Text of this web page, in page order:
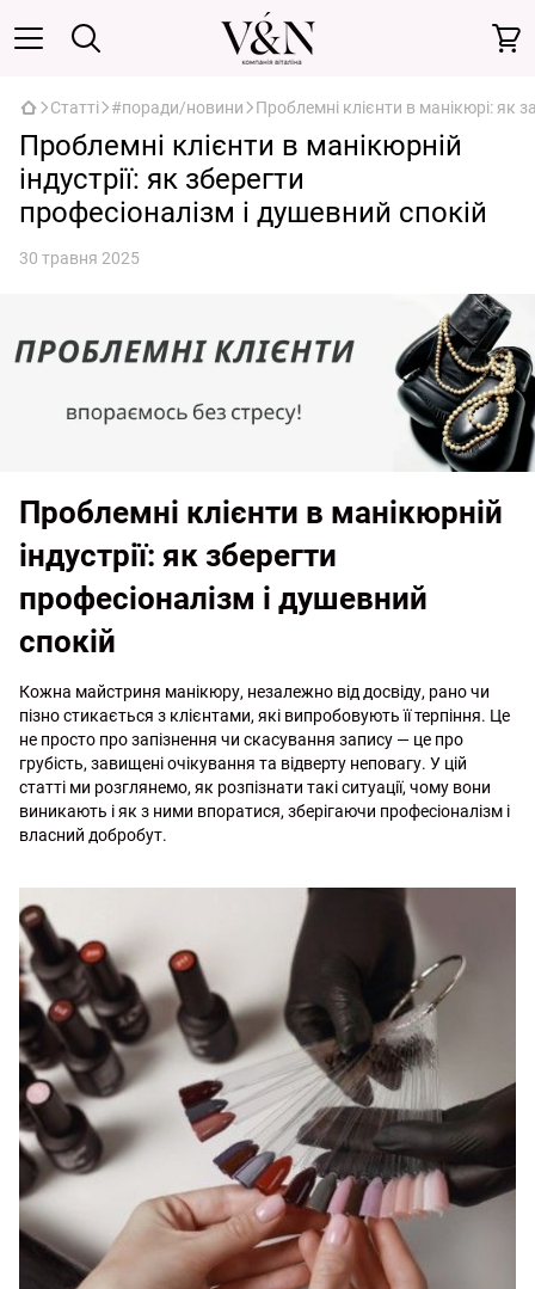
Статті #поради/новини Проблемні клієнти в манікюрі: як
Проблемні клієнти в манікюрній
індустрії: як зберегти
професіоналізм і душевний спокій
30 травня 2025
Проблемні клієнти в манікюрній
індустрії: як зберегти
професіоналізм і душевний
спокій
Кожна майстриня манікюру, незалежно від досвіду, рано чи
пізно стикається з клієнтами, які випробовують її терпіння. Це
не просто про запізнення чи скасування запису — це про
грубість, завищені очікування та відверту неповагу. У цій
статті ми розглянемо, як розпізнати такі ситуації, чому вони
виникають і як з ними впоратися, зберігаючи професіоналізм і
власний добробут.